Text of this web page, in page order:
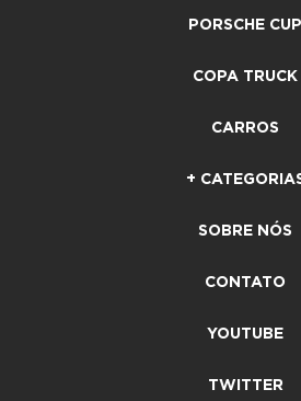
PORSCHE CUP
COPA TRUCK
CARROS
+
SOBRE NÓS
CONTATO
YOUTUBE
TWITTER